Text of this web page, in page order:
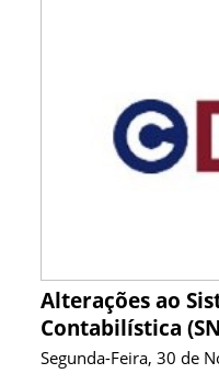
Alterações ao
Contabilística
Segunda-Feira, 30 de